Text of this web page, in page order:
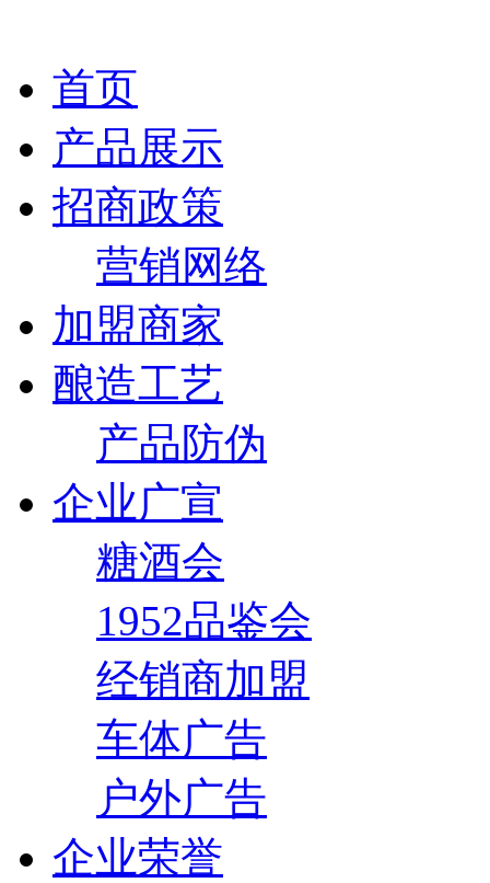
首页
产品展示
招商政策
营销网络
加盟商家
酿造工艺
产品防伪
企业广宣
糖酒会
1952品鉴会
经销商加盟
车体广告
户外广告
企业荣誉